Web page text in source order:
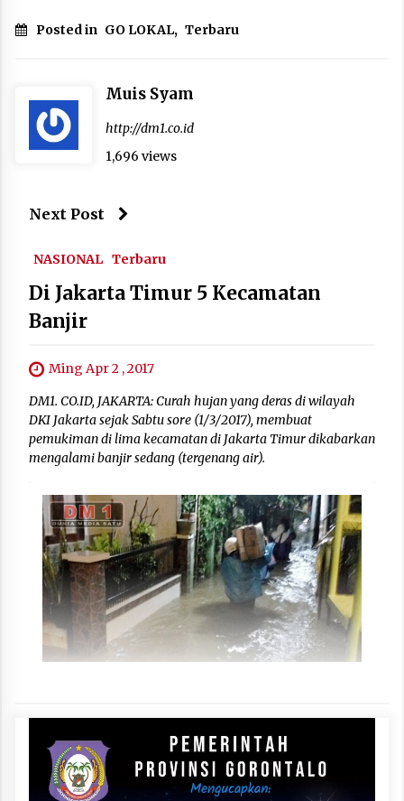
Posted in GO LOKAL, Terbaru
Muis Syam
http://dm1.co.id
1,696 views
Next Post
NASIONAL Terbaru
Di Jakarta Timur 5 Kecamatan
Banjir
Ming Apr 2 , 2017
DM1. CO.ID, JAKARTA: Curah hujan yang deras di wilayah
DKI Jakarta sejak Sabtu sore (1/3/2017), membuat
pemukiman di lima kecamatan di Jakarta Timur dikabarkan
mengalami banjir sedang (tergenang air).